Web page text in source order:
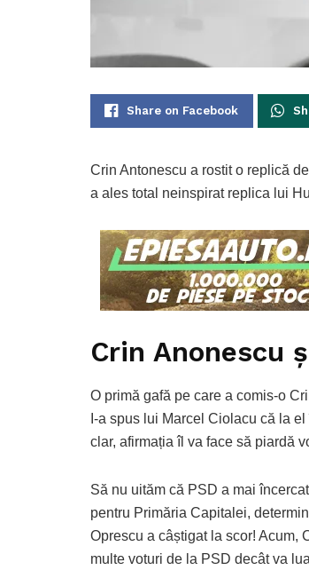
Share on Facebook
Crin Antonescu a rostit o replică
a ales total neinspirat replica lui
Crin Anonescu
O primă gafă pe care a comis-o
I-a spus lui Marcel Ciolacu că la
clar, afirmația îl va face să piardă
Să nu uităm că PSD a mai
pentru Primăria Capitalei,
Oprescu a câștigat la scor! Acum,
multe voturi de la PSD decât va